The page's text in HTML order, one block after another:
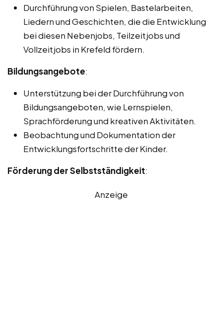
Durchführung von Spielen, Bastelarbeiten,
Liedern und Geschichten, die die Entwicklung
bei diesen Nebenjobs, Teilzeitjobs und
Vollzeitjobs in Krefeld fördern.
Bildungsangebote:
Unterstützung bei der Durchführung von
Bildungsangeboten, wie Lernspielen,
Sprachförderung und kreativen Aktivitäten.
Beobachtung und Dokumentation der
Entwicklungsfortschritte der Kinder.
Förderung der Selbstständigkeit:
Anzeige